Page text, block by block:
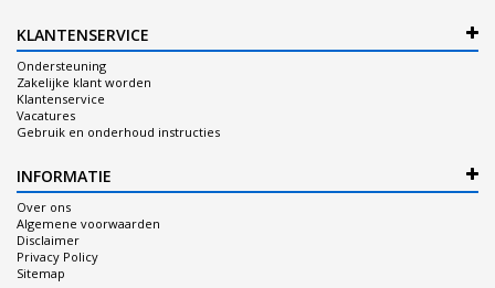
KLANTENSERVICE
Ondersteuning
Zakelijke klant worden
Klantenservice
Vacatures
Gebruik en onderhoud instructies
INFORMATIE
Over ons
Algemene voorwaarden
Disclaimer
Privacy Policy
Sitemap